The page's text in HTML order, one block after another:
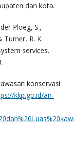
dan kota.
Ploeg, S.,
Turner, R. K.
services.
konservasi
kkp.go.id/an-